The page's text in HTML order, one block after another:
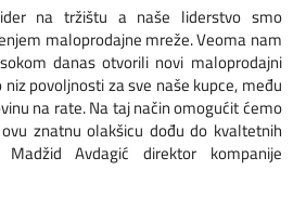
na tržištu a naše liderstvo smo
maloprodajne mreže. Veoma nam
danas otvorili novi maloprodajni
povoljnosti za sve naše kupce, među
na rate. Na taj način omogućit ćemo
znatnu olakšicu dođu do kvaltetnih
Avdagić direktor kompanije